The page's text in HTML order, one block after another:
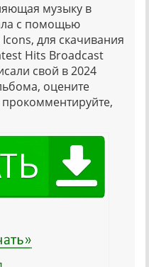
музыку в
с помощью
для скачивания
Hits Broadcast
свой в 2024
оцените